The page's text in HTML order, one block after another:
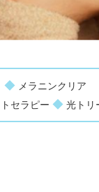
◆ メラニンクリ
セラピー ◆ 光ト